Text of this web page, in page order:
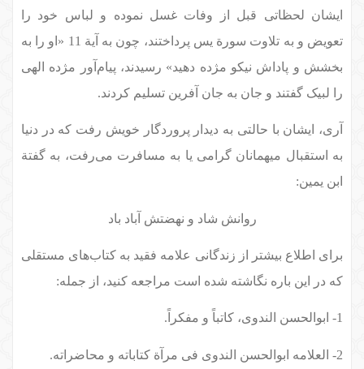
ایشان لحظاتی قبل از وفات غسل نموده و لباس خود را
تعویض و به تلاوت سورة یس پرداختند، چون به آیة 11 «او را به
بخشش و پاداش نیکو مژده دهید» رسیدند، پیام‌آور مژده الهی
را لبیک گفتند و جان به جان آفرین تسلیم کردند.
آری، ایشان با حالتی به دیدار پروردگار خویش رفت که در دنیا
به استقبال میهمانان گرامی یا به مسافرت می‌رفت، به گفتة
ابن یمین:
روانش شاد و نهضتش آباد باد
برای اطلاع بیشتر از زندگانی علامه فقید به کتاب‌های مستقلی
که در این باره نگاشته شده است مراجعه کنید، از جمله:
1- ابوالحسن الندوی، کاتباً و مفکراً.
2- العلامه ابوالحسن الندوی فی مرآة کتاباته و محاضراته.